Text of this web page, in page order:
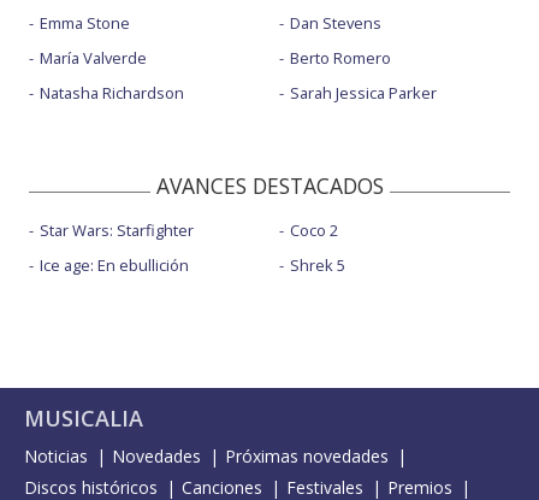
Emma Stone
María Valverde
Natasha Richardson
Dan Stevens
Berto Romero
Sarah Jessica Parker
AVANCES DESTACADOS
Star Wars: Starfighter
Ice age: En ebullición
Coco 2
Shrek 5
MUSICALIA
Noticias Novedades
Próximas novedades
Discos históricos
Canciones Festivales
Premios